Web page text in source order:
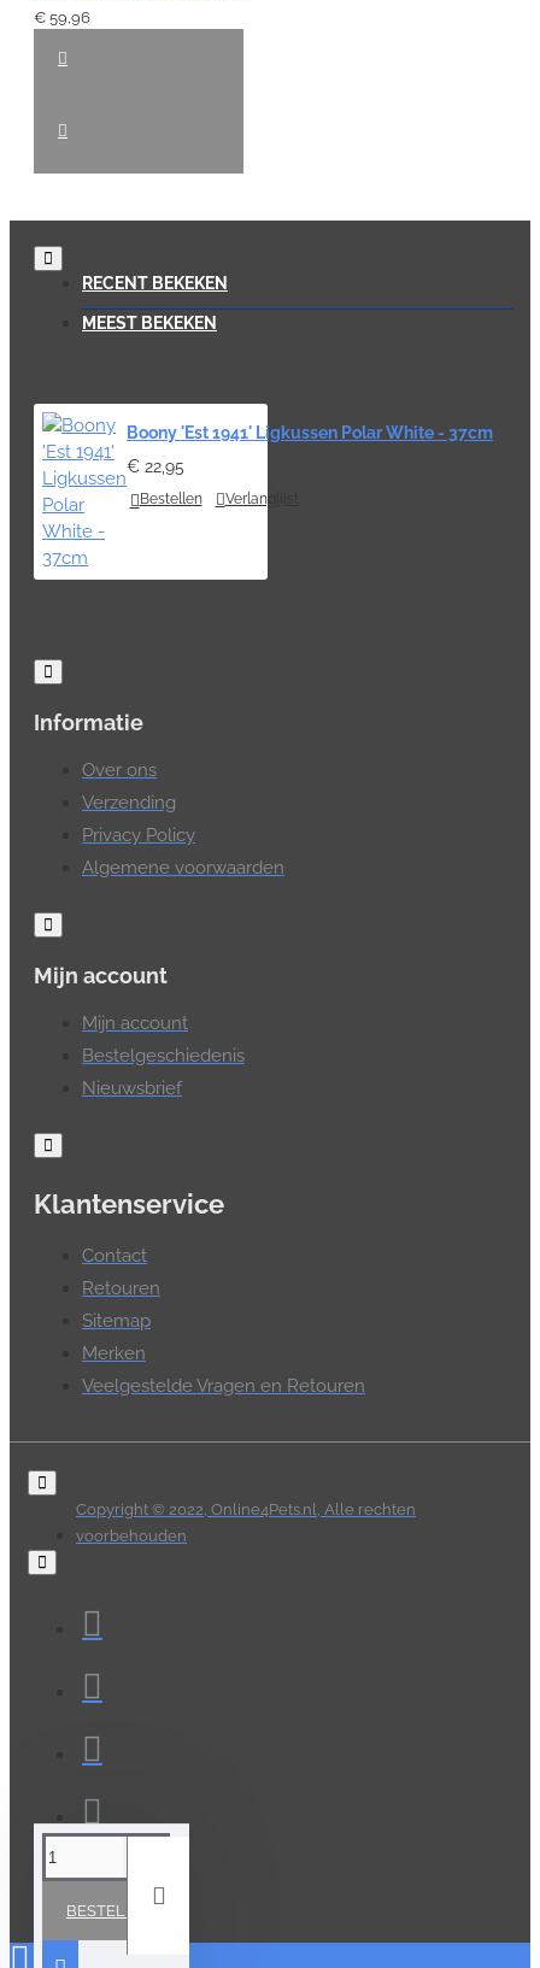
BESTELLEN
€ 59,96
RECENT BEKEKEN
MEEST BEKEKEN
Boony 'Est 1941' Ligkussen Polar White - 37cm
€ 22,95
Bestellen Verlanglijst
Informatie
Over ons
Verzending
Privacy Policy
Algemene voorwaarden
Mijn account
Mijn account
Bestelgeschiedenis
Nieuwsbrief
Klantenservice
Contact
Retouren
Sitemap
Merken
Veelgestelde Vragen en Retouren
Copyright © 2022, Online4Pets.nl, Alle rechten
voorbehouden